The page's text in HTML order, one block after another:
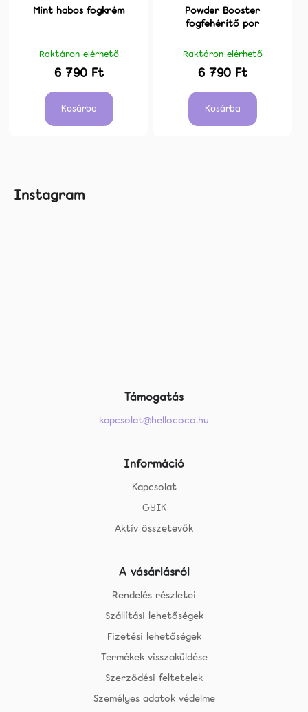
Mint habos fogkrém
Raktáron elérhető
6 790 Ft
Kosárba
Powder Booster
fogfehérítő por
Raktáron elérhető
6 790 Ft
Kosárba
Instagram
Támogatás
kapcsolat@hellococo.hu
Információ
Kapcsolat
GYIK
Aktív összetevők
A vásárlásról
Rendelés részletei
Szállítási lehetőségek
Fizetési lehetőségek
Termékek visszaküldése
Szerzödési feltetelek
Személyes adatok védelme